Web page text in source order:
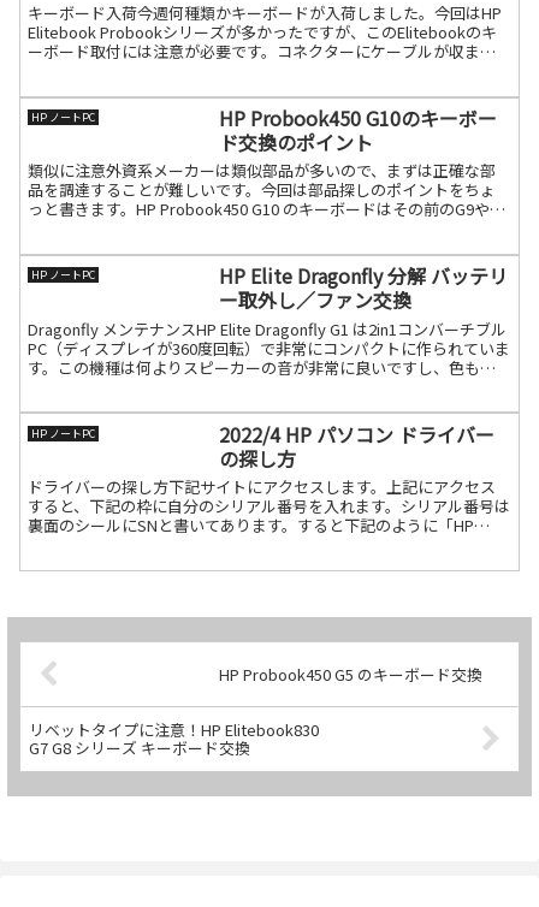
キーボード入荷今週何種類かキーボードが入荷しました。今回はHP
Elitebook Probookシリーズが多かったですが、このElitebookのキ
ーボード取付には注意が必要です。コネクターにケーブルが収まっ
HP ノートPC
HP Probook450 G10のキーボー
ド交換のポイント
類似に注意外資系メーカーは類似部品が多いので、まずは正確な部
品を調達することが難しいです。今回は部品探しのポイントをちょ
っと書きます。HP Probook450 G10 のキーボードはその前のG9やG8
HP ノートPC
HP Elite Dragonfly 分解 バッテリ
ー取外し／ファン交換
Dragonfly メンテナンスHP Elite Dragonfly G1 は2in1コンバーチブル
PC（ディスプレイが360度回転）で非常にコンパクトに作られていま
す。この機種は何よりスピーカーの音が非常に良いですし、色も良
HP ノートPC
2022/4 HP パソコン ドライバー
の探し方
ドライバーの探し方下記サイトにアクセスします。上記にアクセス
すると、下記の枠に自分のシリアル番号を入れます。シリアル番号は
裏面のシールにSNと書いてあります。すると下記のように「HP
HP Probook450 G5 のキーボード交換
リベットタイプに注意！HP Elitebook830
G7 G8 シリーズ キーボード交換